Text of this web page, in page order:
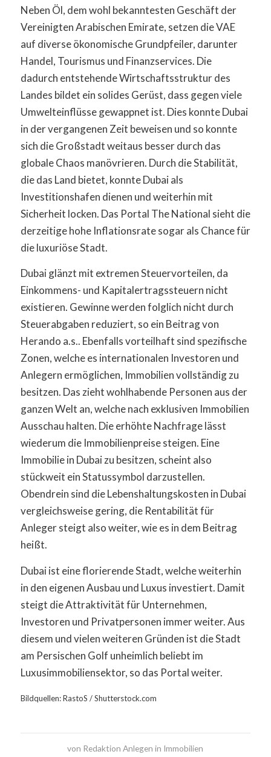
Neben Öl, dem wohl bekanntesten Geschäft der
Vereinigten Arabischen Emirate, setzen die VAE
auf diverse ökonomische Grundpfeiler, darunter
Handel, Tourismus und Finanzservices. Die
dadurch entstehende Wirtschaftsstruktur des
Landes bildet ein solides Gerüst, dass gegen viele
Umwelteinflüsse gewappnet ist. Dies konnte Dubai
in der vergangenen Zeit beweisen und so konnte
sich die Großstadt weitaus besser durch das
globale Chaos manövrieren. Durch die Stabilität,
die das Land bietet, konnte Dubai als
Investitionshafen dienen und weiterhin mit
Sicherheit locken. Das Portal The National sieht die
derzeitige hohe Inflationsrate sogar als Chance für
die luxuriöse Stadt.
Dubai glänzt mit extremen Steuervorteilen, da
Einkommens- und Kapitalertragssteuern nicht
existieren. Gewinne werden folglich nicht durch
Steuerabgaben reduziert, so ein Beitrag von
Herando a.s.. Ebenfalls vorteilhaft sind spezifische
Zonen, welche es internationalen Investoren und
Anlegern ermöglichen, Immobilien vollständig zu
besitzen. Das zieht wohlhabende Personen aus der
ganzen Welt an, welche nach exklusiven Immobilien
Ausschau halten. Die erhöhte Nachfrage lässt
wiederum die Immobilienpreise steigen. Eine
Immobilie in Dubai zu besitzen, scheint also
stückweit ein Statussymbol darzustellen.
Obendrein sind die Lebenshaltungskosten in Dubai
vergleichsweise gering, die Rentabilität für
Anleger steigt also weiter, wie es in dem Beitrag
heißt.
Dubai ist eine florierende Stadt, welche weiterhin
in den eigenen Ausbau und Luxus investiert. Damit
steigt die Attraktivität für Unternehmen,
Investoren und Privatpersonen immer weiter. Aus
diesem und vielen weiteren Gründen ist die Stadt
am Persischen Golf unheimlich beliebt im
Luxusimmobiliensektor, so das Portal weiter.
Bildquellen: RastoS / Shutterstock.com
von Redaktion Anlegen in Immobilien